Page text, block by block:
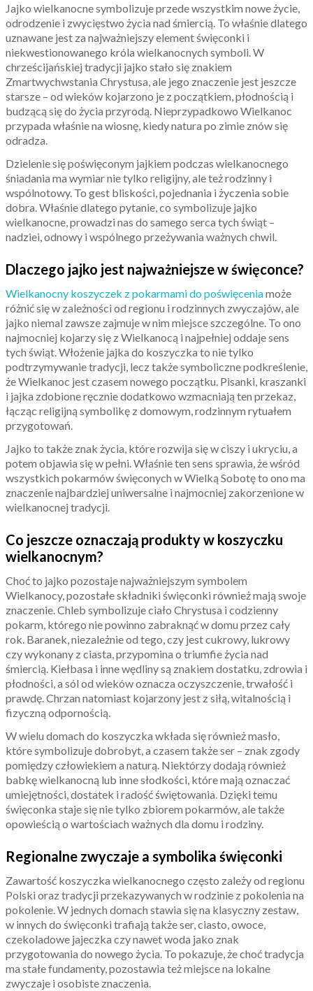
Jajko wielkanocne symbolizuje przede wszystkim nowe życie,
odrodzenie i zwycięstwo życia nad śmiercią. To właśnie dlatego
uznawane jest za najważniejszy element święconki i
niekwestionowanego króla wielkanocnych symboli. W
chrześcijańskiej tradycji jajko stało się znakiem
Zmartwychwstania Chrystusa, ale jego znaczenie jest jeszcze
starsze – od wieków kojarzono je z początkiem, płodnością i
budzącą się do życia przyrodą. Nieprzypadkowo Wielkanoc
przypada właśnie na wiosnę, kiedy natura po zimie znów się
odradza.
Dzielenie się poświęconym jajkiem podczas wielkanocnego
śniadania ma wymiar nie tylko religijny, ale też rodzinny i
wspólnotowy. To gest bliskości, pojednania i życzenia sobie
dobra. Właśnie dlatego pytanie, co symbolizuje jajko
wielkanocne, prowadzi nas do samego serca tych świąt –
nadziei, odnowy i wspólnego przeżywania ważnych chwil.
Dlaczego jajko jest najważniejsze w święconce?
Wielkanocny koszyczek z pokarmami do poświęceniamoże
różnić się w zależności od regionu i rodzinnych zwyczajów, ale
jajko niemal zawsze zajmuje w nim miejsce szczególne. To ono
najmocniej kojarzy się z Wielkanocą i najpełniej oddaje sens
tych świąt. Włożenie jajka do koszyczka to nie tylko
podtrzymywanie tradycji, lecz także symboliczne podkreślenie,
że Wielkanoc jest czasem nowego początku. Pisanki, kraszanki
i jajka zdobione ręcznie dodatkowo wzmacniają ten przekaz,
łącząc religijną symbolikę z domowym, rodzinnym rytuałem
przygotowań.
Jajko to także znak życia, które rozwija się w ciszy i ukryciu, a
potem objawia się w pełni. Właśnie ten sens sprawia, że wśród
wszystkich pokarmów święconych w Wielką Sobotę to ono ma
znaczenie najbardziej uniwersalne i najmocniej zakorzenione w
wielkanocnej tradycji.
Co jeszcze oznaczają produkty w koszyczku
wielkanocnym?
Choć to jajko pozostaje najważniejszym symbolem
Wielkanocy, pozostałe składniki święconki również mają swoje
znaczenie. Chleb symbolizuje ciało Chrystusa i codzienny
pokarm, którego nie powinno zabraknąć w domu przez cały
rok. Baranek, niezależnie od tego, czy jest cukrowy, lukrowy
czy wykonany z ciasta, przypomina o triumfie życia nad
śmiercią. Kiełbasa i inne wędliny są znakiem dostatku, zdrowia i
płodności, a sól od wieków oznacza oczyszczenie, trwałość i
prawdę. Chrzan natomiast kojarzony jest z siłą, witalnością i
fizyczną odpornością.
W wielu domach do koszyczka wkłada się również masło,
które symbolizuje dobrobyt, a czasem także ser – znak zgody
pomiędzy człowiekiem a naturą. Niektórzy dodają również
babkę wielkanocną lub inne słodkości, które mają oznaczać
umiejętności, dostatek i radość świętowania. Dzięki temu
święconka staje się nie tylko zbiorem pokarmów, ale także
opowieścią o wartościach ważnych dla domu i rodziny.
Regionalne zwyczaje a symbolika święconki
Zawartość koszyczka wielkanocnego często zależy od regionu
Polski oraz tradycji przekazywanych w rodzinie z pokolenia na
pokolenie. W jednych domach stawia się na klasyczny zestaw,
w innych do święconki trafiają także ser, ciasto, owoce,
czekoladowe jajeczka czy nawet woda jako znak
przygotowania do nowego życia. To pokazuje, że choć tradycja
ma stałe fundamenty, pozostawia też miejsce na lokalne
zwyczaje i osobiste znaczenia.